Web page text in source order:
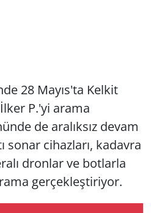
28 Mayıs'ta Kelkit
P.'yi arama
de aralıksız devam
sonar cihazları, kadavra
dronlar ve botlarla
gerçekleştiriyor.